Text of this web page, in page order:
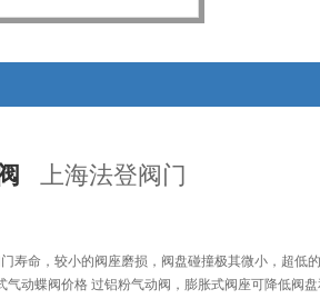
上海法登阀门
寿命，较小的阀座磨损，阀盘碰撞极其微小，超低
动蝶阀价格 过铝粉气动阀，膨胀式阀座可降低阀